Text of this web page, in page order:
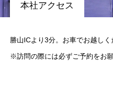
本社アクセス
勝山ICより3分。お車でお越しく
※訪問の際には必ずご予約をお願